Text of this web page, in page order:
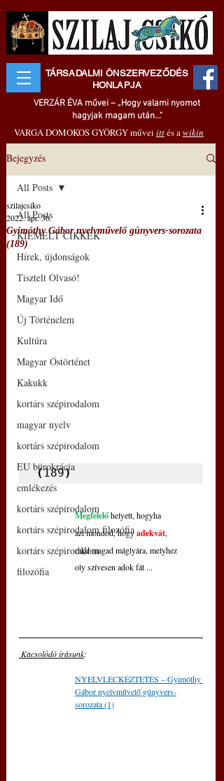
TÁRSADALMI ÖNSZERVEZŐDÉS
HONLAPJA
VERZÁR ÉVA művei – „Hogy valami nyomot
hagyjak magam után..."
VARGA DOMOKOS GYÖRGY művei ittés awikin
Bejegyzés
All Posts
KIEMELT CIKKEK
Hírek, újdonságok
Tisztelt Olvasó!
Magyar Idő
Új Történelem
Kultúra
Magyar Őstörténet
Kakukk
kortárs szépirodalom
magyar nyelv
kortárs szépirodalom
EU bürokrácia
emlékezés
kortárs szépirodalom
kortárs szépirodalom filozófia
kortárs szépirodalom
filozófia
All Posts
Gyimóthy Gábor nyelvművelő gúnyvers-sorozata
(189)
szilajcsiko
2022. ápr. 30.
(189)
Megfelelőhelyett, hogyha
azt mondod, hogyadekvát,
rakd magad máglyára, melyhez
oly szívesen adok fát ...
Kacsolódó írásunk:
NYELVLECKÉZTETÉS – Gyimóthy
Gábor nyelvművelő gúnyvers-
sorozata (1)